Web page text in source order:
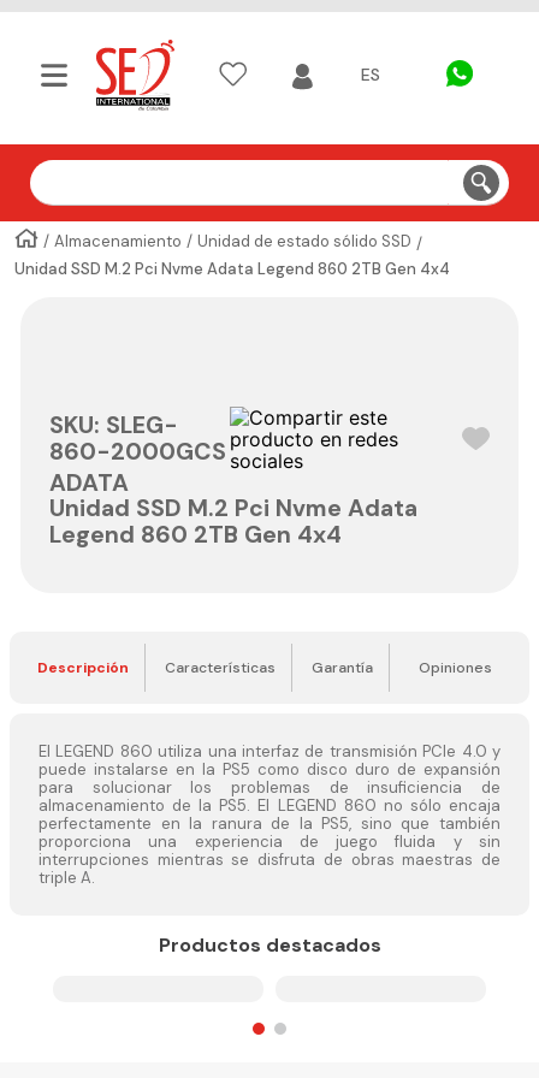
ES
Buscar
Almacenamiento
Unidad de estado sólido SSD
Unidad SSD M.2 Pci Nvme Adata Legend 860 2TB Gen 4x4
SKU: SLEG-
860-2000GCS
ADATA
Unidad SSD M.2 Pci Nvme Adata
Legend 860 2TB Gen 4x4
Descripción Características Garantía Opiniones
El LEGEND 860 utiliza una interfaz de transmisión PCIe 4.0 y
puede instalarse en la PS5 como disco duro de expansión
para solucionar los problemas de insuficiencia de
almacenamiento de la PS5. El LEGEND 860 no sólo encaja
perfectamente en la ranura de la PS5, sino que también
proporciona una experiencia de juego fluida y sin
interrupciones mientras se disfruta de obras maestras de
triple A.
Productos destacados